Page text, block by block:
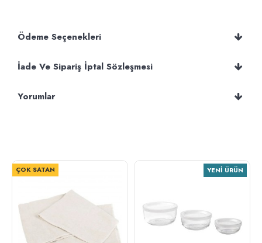
Ödeme Seçenekleri
İade Ve Sipariş İptal Sözleşmesi
Yorumlar
ÇOK SATAN YENI ÜRÜN